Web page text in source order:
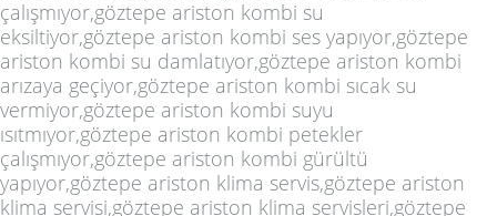
çalışmıyor,göztepe ariston kombi su
eksiltiyor,göztepe ariston kombi ses yapıyor,göztepe
ariston kombi su damlatıyor,göztepe ariston kombi
arızaya geçiyor,göztepe ariston kombi sıcak su
vermiyor,göztepe ariston kombi suyu
ısıtmıyor,göztepe ariston kombi petekler
çalışmıyor,göztepe ariston kombi gürültü
yapıyor,göztepe ariston klima servis,göztepe ariston
klima servisi,göztepe ariston klima servisleri,göztepe